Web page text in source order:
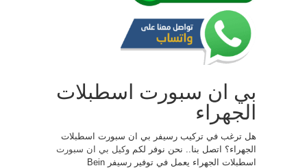
بي ان سبورت اسطبلات
الجهراء
هل ترغب في تركيب رسيفر بي ان سبورت اسطبلات
الجهراء؟ اتصل بنا.. نحن نوفر لكم وكيل بي ان سبورت
اسطبلات الجهراء يعمل في توفير رسيفر Bein